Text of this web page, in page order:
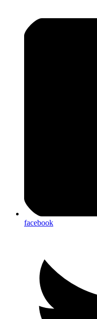
facebook